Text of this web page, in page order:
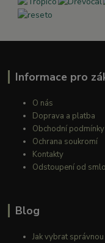
Informace pro
O nás
Doprava a platba
Obchodní podmínky
Ochrana soukromí
Kontakty
Odstoupení od
Blog
Jak vybrat